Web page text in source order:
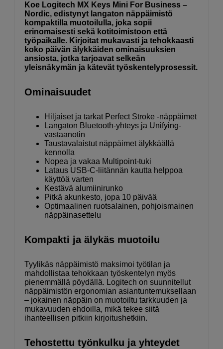
Koe Logitech MX Keys Mini For Business –
Nordic, edistynyt langaton näppäimistö
kompaktilla muotoilulla, joka sopii
erinomaisesti sekä kotitoimistoon että
työpaikalle. Kirjoitat mukavasti ja tehokkaasti
koko päivän älykkäiden ominaisuuksien
ansiosta, jotka tarjoavat selkeän
yleisnäkymän ja kätevät työskentelyprosessit.
Ominaisuudet
Hiljaiset ja tarkat Perfect Stroke -näppäimet
Langaton Bluetooth-yhteys ja Unifying-
vastaanotin
Taustavalaistut näppäimet älykkäällä
kennolla
Nopea ja vakaa Multipoint-tuki
Lataus USB-C-liitännän kautta helppoa
käyttöä varten
Kestävä alumiinirunko
Pitkä akunkesto, jopa 10 päivää
Optimaalinen ruotsalainen, pohjoismainen
näppäinasettelu
Kompakti ja älykäs muotoilu
Tyylikäs näppäimistö maksimoi työtilan ja
mahdollistaa tehokkaan työskentelyn myös
pienemmällä pöydällä. Logitech on suunnitellut
näppäimistön ergonomian asiantuntemuksellaan
– jokainen näppäin on muotoiltu tarkkuuden ja
mukavuuden ehdoilla, mikä tekee siitä
ihanteellisen pitkiin kirjoitushetkiin.
Tehostettu työnkulku ja yhteydet